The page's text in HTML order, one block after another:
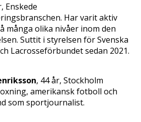
Enskede
Har varit aktiv
många olika nivåer inom den
Suttit i styrelsen för Svenska
Lacrosseförbundet sedan 2021.
, 44 år, Stockholm
amerikansk fotboll och
som sportjournalist.